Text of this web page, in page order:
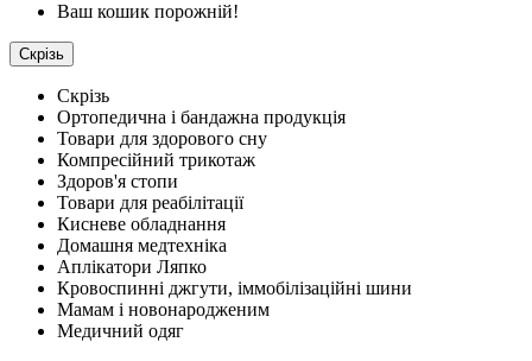
Ваш кошик порожній!
Скрізь
Скрізь
Ортопедична і бандажна продукція
Товари для здорового сну
Компресійний трикотаж
Здоров'я стопи
Товари для реабілітації
Кисневе обладнання
Домашня медтехніка
Аплікатори Ляпко
Кровоспинні джгути, іммобілізаційні шини
Мамам і новонародженим
Медичний одяг